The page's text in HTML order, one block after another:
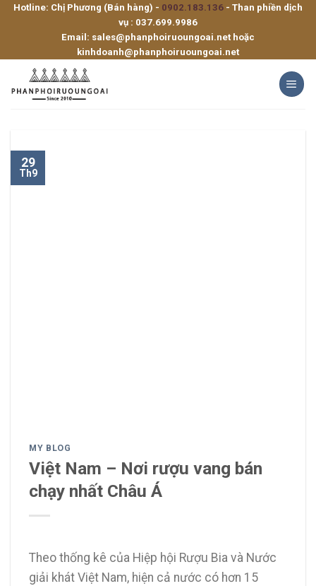
SkipHotline: Chị Phương (Bán hàng) - 0902.183.136 - Than phiền dịch
vụ : 037.699.9986
Email: sales@phanphoiruoungoai.net hoặc
kinhdoanh@phanphoiruoungoai.net
29
Th9
MY BLOG
Việt Nam – Nơi rượu vang bán
chạy nhất Châu Á
Theo thống kê của Hiệp hội Rượu Bia và Nước
giải khát Việt Nam, hiện cả nước có hơn 15